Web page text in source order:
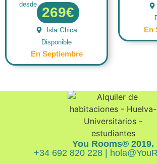
desde
269€
Isla Chica
Disponible
En Septiembre
En
You Rooms® 2019.
+34 692 820 228 |